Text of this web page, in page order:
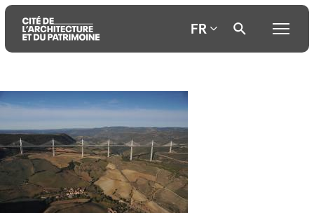
Aller
contenu
principal
Aller
menu
principal
Aller
la
recherche
FR